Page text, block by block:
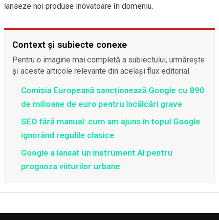
lanseze noi produse inovatoare în domeniu.
Context și subiecte conexe
Pentru o imagine mai completă a subiectului, urmărește
și aceste articole relevante din același flux editorial.
Comisia Europeană sancționează Google cu 890
de milioane de euro pentru încălcări grave
SEO fără manual: cum am ajuns în topul Google
ignorând regulile clasice
Google a lansat un instrument AI pentru
prognoza viiturilor urbane